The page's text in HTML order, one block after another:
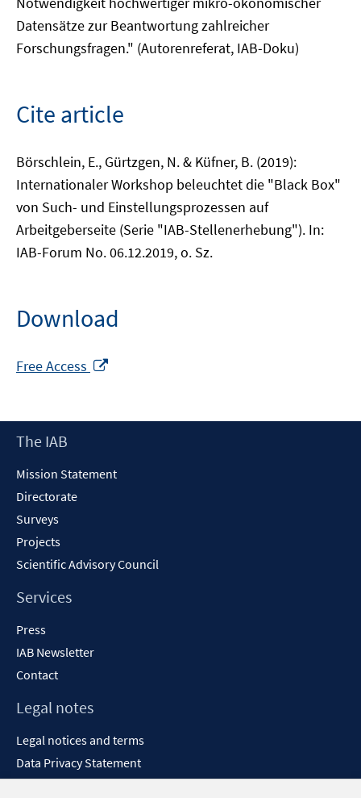
Datensätze zur Beantwortung zahlreicher
Forschungsfragen." (Autorenreferat, IAB-Doku)
Cite article
Börschlein, E., Gürtzgen, N. & Küfner, B. (2019):
Internationaler Workshop beleuchtet die "Black Box"
von Such- und Einstellungsprozessen auf
Arbeitgeberseite (Serie "IAB-Stellenerhebung"). In:
IAB-Forum No. 06.12.2019, o. Sz.
Download
Free Access
new
Footer
The IAB
Mission Statement
Directorate
Surveys
Projects
Scientific Advisory Council
Services
Press
IAB Newsletter
Contact
Legal notes
Legal notices and terms
Data Privacy Statement